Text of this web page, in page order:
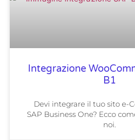
Integrazione
B1
Devi integrare il tuo sito e-
SAP Business One? Ecco
noi.